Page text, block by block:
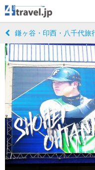
鎌ヶ谷・印西・八千代旅